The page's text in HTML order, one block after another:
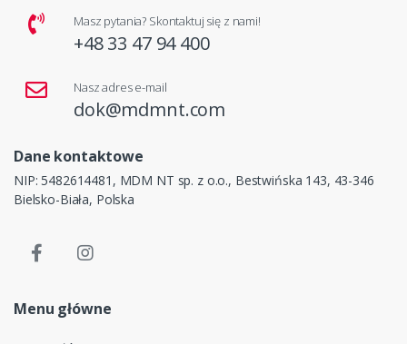
Masz pytania? Skontaktuj się z nami!
+48 33 47 94 400
Nasz adres e-mail
dok@mdmnt.com
Dane kontaktowe
NIP: 5482614481, MDM NT sp. z o.o., Bestwińska 143, 43-346
Bielsko-Biała, Polska
Menu główne